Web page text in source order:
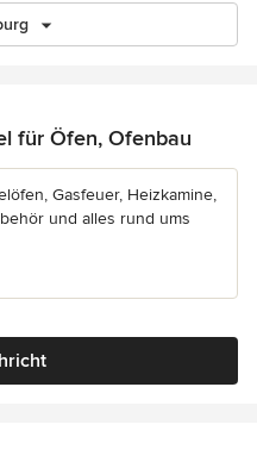
für Öfen, Ofenbau
Gasfeuer, Heizkamine,
und alles rund ums